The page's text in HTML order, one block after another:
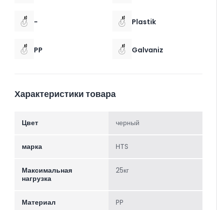
- Plastik
PP Galvaniz
Характеристики товара
Цвет черный
марка HTS
Максимальная
нагрузка
25кг
Материал PP